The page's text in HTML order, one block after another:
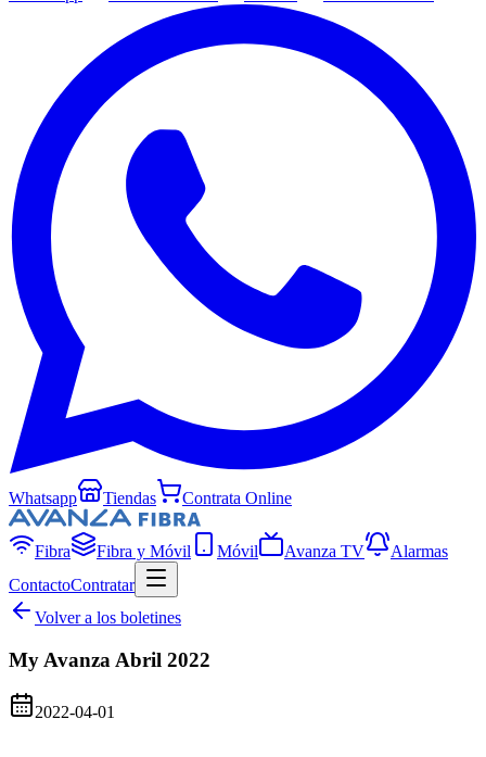
Whatsapp Tiendas Contrata Online
Fibra Fibra y Móvil Móvil Avanza TV
Alarmas
ContactoContratar
Volver a los boletines
My Avanza Abril 2022
2022-04-01